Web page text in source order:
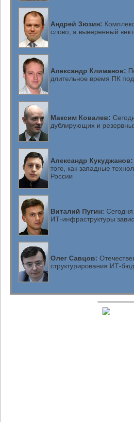
Андрей Зюзин:
слово, а выверенный
Александр Климанов:
длительное время ПК
Максим Ковалев:
дублирующих и
Александр Кукуджанов:
того, как западные
России
Виталий Пугин:
ИТ-инфраструктуры
Олег Савцов:
структурирования ИТ-